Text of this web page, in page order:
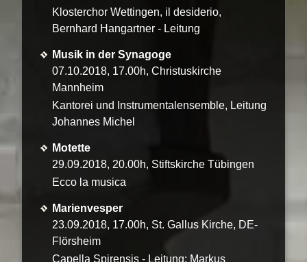
Klosterchor Wettingen, il desiderio,
Bernhard Hangartner - Leitung
Musik in der Synagoge
07.10.2018, 17.00h, Christuskirche
Mannheim
Kantorei und Instrumentalensemble, Leitung
Johannes Michel
Motette
29.09.2018, 20.00h, Stiftskirche Tübingen
Ecco la musica
Marienvesper
23.09.2018, 17.00h, St. Gallus Kirche, DE-
Flörsheim
Capella Spirensis - Leitung: Markus